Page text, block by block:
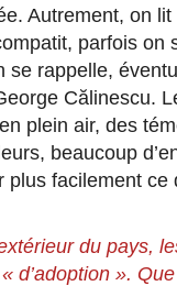
Autrement, on
parfois on
se rappelle,
Călinescu.
plein air, des
beaucoup
facilement ce
du pays,
d’adoption ».